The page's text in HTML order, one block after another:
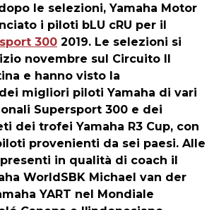
le selezioni, Yamaha Motor
i piloti bLU cRU per il
300 2019. Le selezioni si
novembre sul Circuito Il
e hanno visto la
migliori piloti Yamaha di vari
Supersport 300 e dei
dei trofei Yamaha R3 Cup, con
provenienti da sei paesi. Alle
in qualità di coach il
WorldSBK Michael van der
YART nel Mondiale